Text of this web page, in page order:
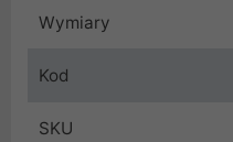
Wymiary
Kod
SKU